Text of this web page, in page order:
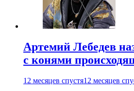
Артемий Лебедев
с конями
12 месяцев спустя12 месяцев